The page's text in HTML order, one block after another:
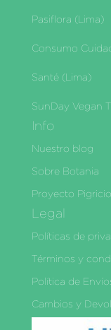
Pasiflora (Lima)
Consumo
Santé (Lima)
SunDay Vegan
Info
Nuestro blog
Sobre Botania
Proyecto Pigricio
Legal
Políticas de
Términos y
Política de
Cambios y